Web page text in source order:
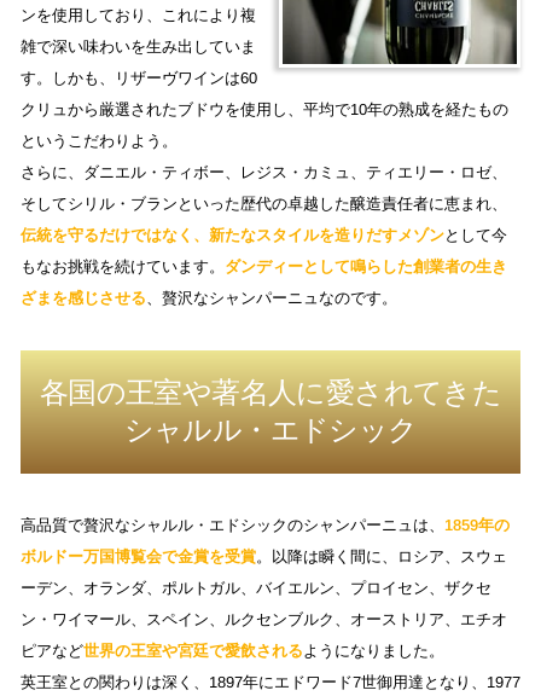
ンを使用しており、これにより複
雑で深い味わいを生み出していま
す。しかも、リザーヴワインは60
クリュから厳選されたブドウを使用し、平均で10年の熟成を経たもの
というこだわりよう。
さらに、ダニエル・ティボー、レジス・カミュ、ティエリー・ロゼ、
そしてシリル・ブランといった歴代の卓越した醸造責任者に恵まれ、
伝統を守るだけではなく、新たなスタイルを造りだすメゾンとして今
もなお挑戦を続けています。 ダンディーとして鳴らした創業者の生き
ざまを感じさせる 、贅沢なシャンパーニュなのです。
各国の王室や著名人に愛されてきた
シャルル・エドシック
高品質で贅沢なシャルル・エドシックのシャンパーニュは、 1859年の
ボルドー万国博覧会で金賞を受賞。以降は瞬く間に、ロシア、スウェ
ーデン、オランダ、ポルトガル、バイエルン、プロイセン、ザクセ
ン・ワイマール、スペイン、ルクセンブルク、オーストリア、エチオ
ピアなど世界の王室や宮廷で愛飲される ようになりました。
英王室との関わりは深く、1897年にエドワード7世御用達となり、1977